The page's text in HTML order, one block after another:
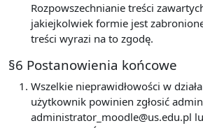
Rozpowszechnianie treści
jakiejkolwiek formie jest
treści wyrazi na to zgodę.
§6 Postanowienia końcowe
Wszelkie nieprawidłowości w
użytkownik powinien zgłosić
administrator_moodle@us.edu.pl